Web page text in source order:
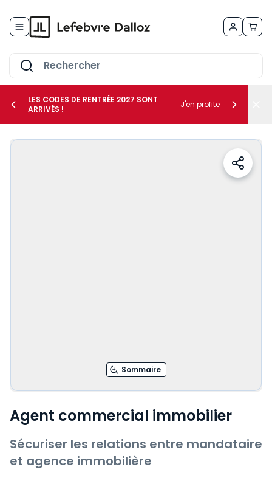
le sous-menu Vos métiers
LES CODES DE RENTRÉE 2027 SONT
ARRIVÉS !
J'en profite
Sommaire
Agent commercial immobilier
Sécuriser les relations entre mandataire
et agence immobilière